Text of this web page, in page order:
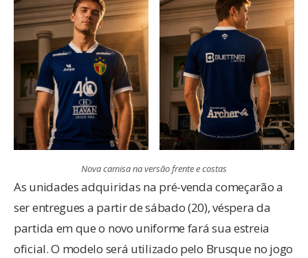
Nova camisa na versão frente e costas
As unidades adquiridas na pré-venda começarão a
ser entregues a partir de sábado (20), véspera da
partida em que o novo uniforme fará sua estreia
oficial. O modelo será utilizado pelo Brusque no jogo